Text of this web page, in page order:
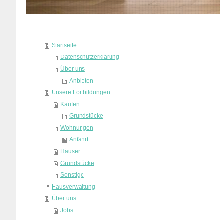
Startseite
Datenschutzerklärung
Über uns
Anbieten
Unsere Fortbildungen
Kaufen
Grundstücke
Wohnungen
Anfahrt
Häuser
Grundstücke
Sonstige
Hausverwaltung
Über uns
Jobs